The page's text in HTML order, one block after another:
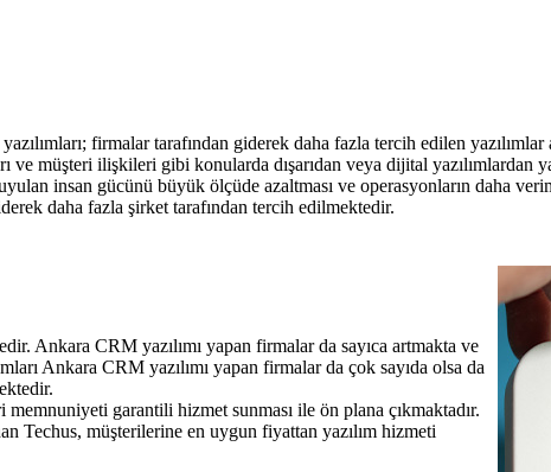
firmalar tarafından giderek daha fazla tercih edilen
müşteri ilişkileri gibi konularda dışarıdan veya dijital yazılımlardan
insan gücünü büyük ölçüde azaltması ve operasyonların daha
daha fazla şirket tarafından tercih edilmektedir.
Ankara CRM yazılımı yapan firmalar da sayıca artmakta ve
Ankara CRM yazılımı yapan firmalar da çok sayıda olsa da
garantili hizmet sunması ile ön plana çıkmaktadır.
Techus, müşterilerine en uygun fiyattan yazılım hizmeti